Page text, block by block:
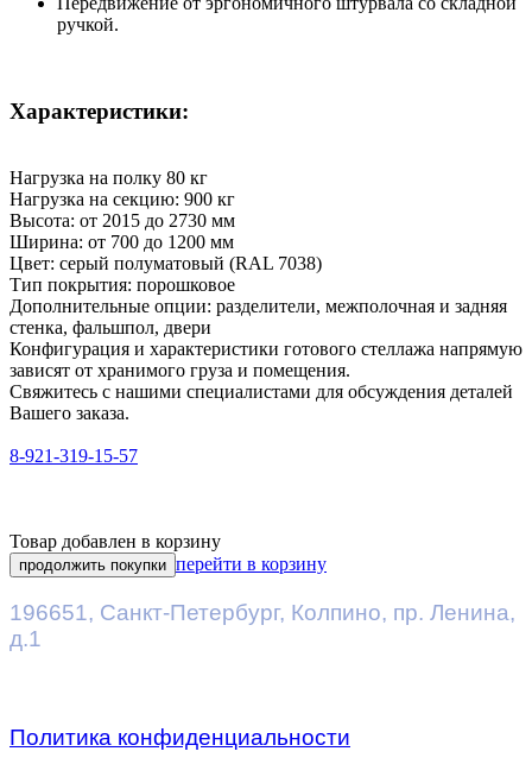
ручкой.
Характеристики:
Нагрузка на полку 80 кг
Нагрузка на секцию: 900 кг
Высота: от 2015 до 2730 мм
Ширина: от 700 до 1200 мм
Цвет: серый полуматовый (RAL 7038)
Тип покрытия: порошковое
Дополнительные опции: разделители, межполочная и задняя
стенка, фальшпол, двери
Конфигурация и характеристики готового стеллажа напрямую
зависят от хранимого груза и помещения.
Свяжитесь с нашими специалистами для обсуждения деталей
Вашего заказа.
8-921-319-15-57
Товар добавлен в корзину
продолжить покупки перейти в корзину
196651, Санкт-Петербург, Колпино, пр. Ленина,
д.1
Политика конфиденциальности